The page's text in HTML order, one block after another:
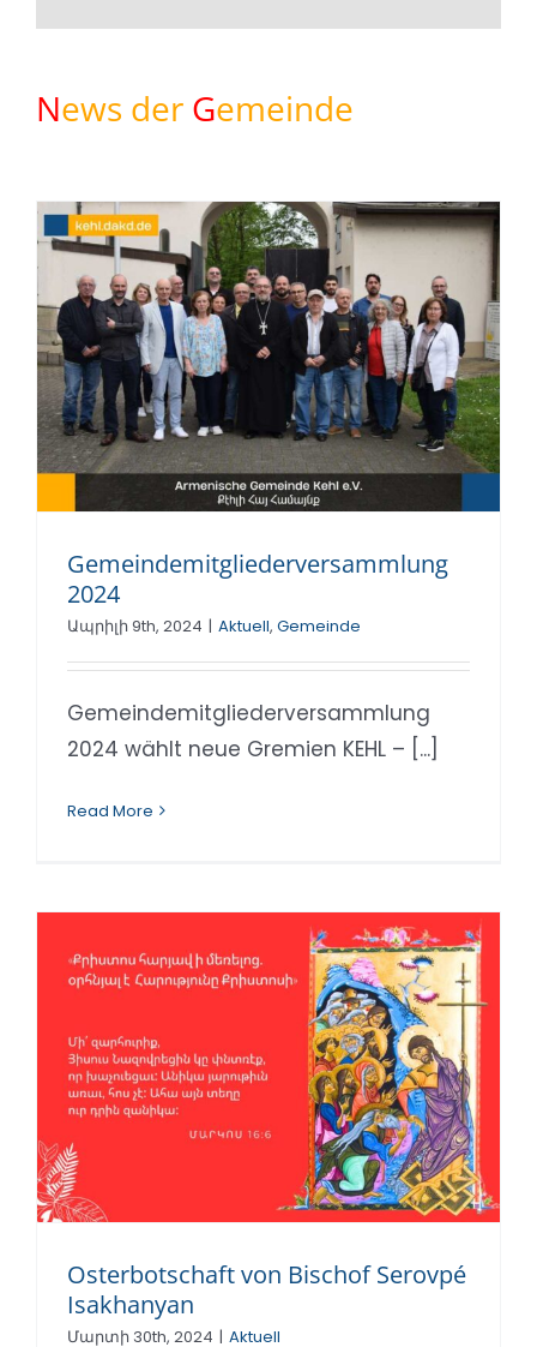
News der Gemeinde
Gemeindemitgliederversammlung
2024
Ապրիլի 9th, 2024 | Aktuell, Gemeinde
Gemeindemitgliederversammlung
2024 wählt neue Gremien KEHL – [...]
Read More
Osterbotschaft von Bischof Serovpé
Isakhanyan
Մարտի 30th, 2024 | Aktuell